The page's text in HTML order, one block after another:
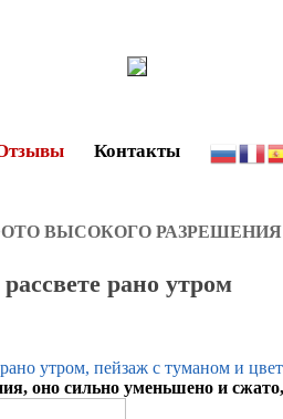
Контакты
ВЫСОКОГО РАЗРЕШЕНИЯ
рано утром
оно сильно уменьшено и